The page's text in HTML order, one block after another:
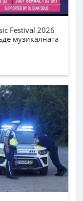
Festival 2026
музикалната